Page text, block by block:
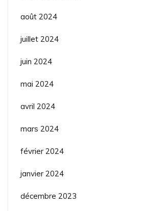
août 2024
juillet 2024
juin 2024
mai 2024
avril 2024
mars 2024
février 2024
janvier 2024
décembre 2023